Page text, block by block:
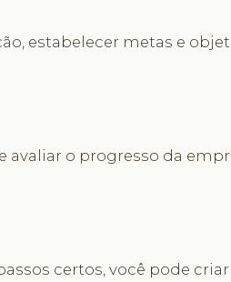
estabelecer metas e
o progresso da
certos, você pode